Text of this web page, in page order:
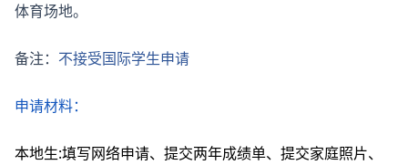
体育场地。
备注： 不接受国际学生申请
申请材料：
本地生:填写网络申请、提交两年成绩单、提交家庭照片、